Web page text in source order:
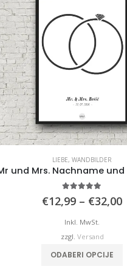
LIEBE, WANDBILDER
€12,99 – €32,00
Inkl. MwSt.
zzgl. Versand
ODABERI OPCIJE